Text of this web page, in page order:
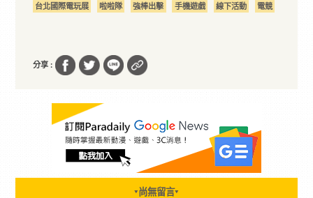
台北國際電玩展 啦啦隊 強棒出擊 手機遊戲 線下活動 電競
分享 :
▼ 尚無留言▼